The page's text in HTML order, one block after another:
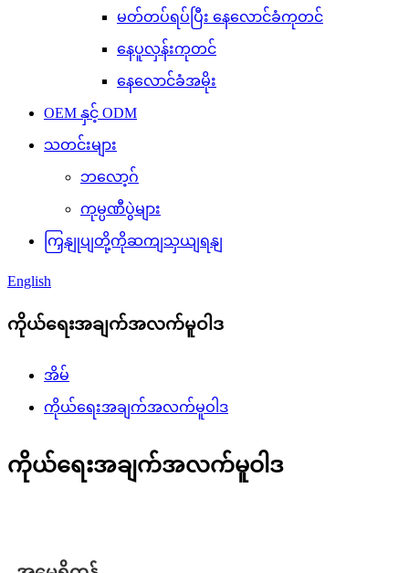
မတ်တပ်ရပ်ပြီး နေလောင်ခံကုတင်
နေပူလှန်းကုတင်
နေလောင်ခံအမိုး
OEM နှင့် ODM
သတင်းများ
ဘလော့ဂ်
ကုမ္ပဏီပွဲများ
ကြှနျုပျတို့ကိုဆကျသှယျရနျ
English
ကိုယ်ရေးအချက်အလက်မူဝါဒ
အိမ်
ကိုယ်ရေးအချက်အလက်မူဝါဒ
ကိုယ်ရေးအချက်အလက်မူဝါဒ